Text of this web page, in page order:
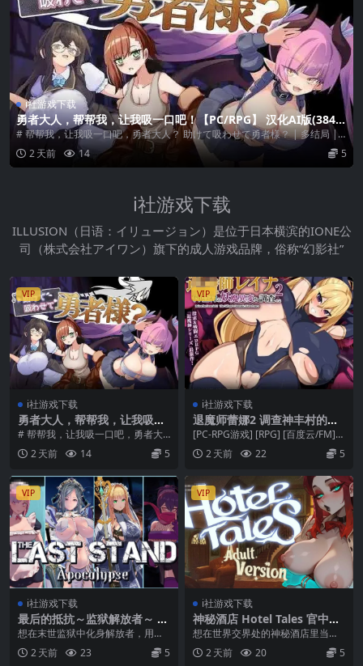
i社游戏下载
勇者大人，帮帮我，让我吸一口吧！【PC/RPG】 汉化AI版(384
M)
# 帮帮我，让我吸一口吧，勇者大人？ 助けて吸わせて勇者様？ | 多结局 |
短...
2 天前 14 5
i社游戏下载
ILLUSION（日语：イリュージョン）是位于日本横滨的IONE公
司（株式会社アイワン）旗下的成人游戏品牌，俗称“幻影社”
VIP
i社游戏下载
勇者大人，帮帮我，让我吸一
口吧！【PC/RPG】 汉化AI版
(384M)
# 帮帮我，让我吸一口吧，勇者大
人？ 助けて吸わせて勇者様？ | 多
结局 | 短...
2 天前 14 5
VIP
i社游戏下载
退魔师蕾娜2 调查神丰村的妖
魔异变 退魔師レイナ2 神豊村
の妖魔異変を調査せよ [PC-R
PG游戏] 【百度云/FM】 AI汉
[PC-RPG游戏] [RPG] [百度云/FM]
退魔师蕾娜2 调查神丰村的妖...
2 天前 22 5
VIP
i社游戏下载
最后的抵抗～监狱解放者～ L
AST STAND Apocalypse【官
中+无码+动态/PC-3D游戏/1.7
2G/百度云/FM】
想在末世监狱中化身解放者，用简
单操作一边战斗一边解放被囚禁的
女性吗？那最后的抵抗...
2 天前 23 5
VIP
i社游戏下载
神秘酒店 Hotel Tales 官中
+无码+动态 pc【6.57G】 [SL
戏]
想在世界交界处的神秘酒店里当经
理，一边接待各路奇葩客人，一边
规划轮班、完成任务，...
2 天前 20 5